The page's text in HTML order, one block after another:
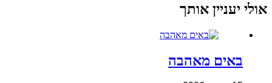
אולי יעניין אותך
באים מאהבה